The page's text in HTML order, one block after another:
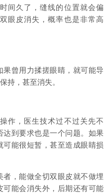
间久了，缝线的位置就会偏
眼皮消失，概率也是非常高
曾用力揉搓眼睛，就可能导
持，甚至消失。
，医生技术过不过关先不
到要求也是一个问题。如果
能很短暂，甚至造成眼睛损
，能做全切双眼皮就不做埋
能会消失外，后期还有可能